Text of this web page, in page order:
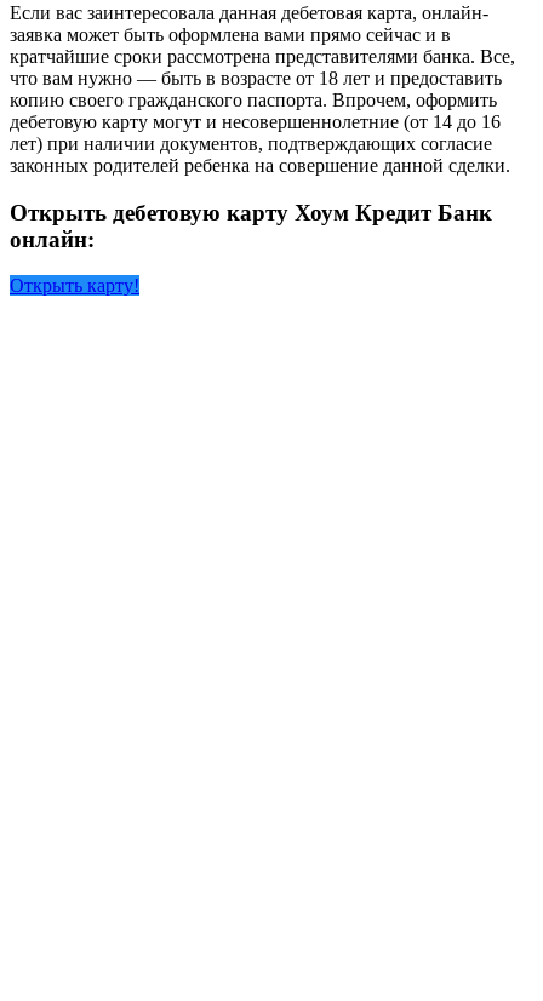
Если вас заинтересовала данная дебетовая карта, онлайн-
заявка может быть оформлена вами прямо сейчас и в
кратчайшие сроки рассмотрена представителями банка. Все,
что вам нужно — быть в возрасте от 18 лет и предоставить
копию своего гражданского паспорта. Впрочем, оформить
дебетовую карту могут и несовершеннолетние (от 14 до 16
лет) при наличии документов, подтверждающих согласие
законных родителей ребенка на совершение данной сделки.
Открыть дебетовую карту Хоум Кредит Банк
онлайн:
Открыть карту!